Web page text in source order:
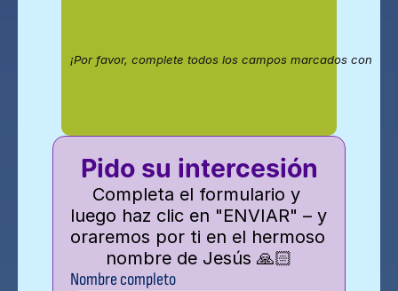
¡Por favor, complete todos los campos marcados con
Pido su intercesión
Completa el formulario y
luego haz clic en "ENVIAR" – y
oraremos por ti en el hermoso
nombre de Jesús 🙏🏻
Nombre completo